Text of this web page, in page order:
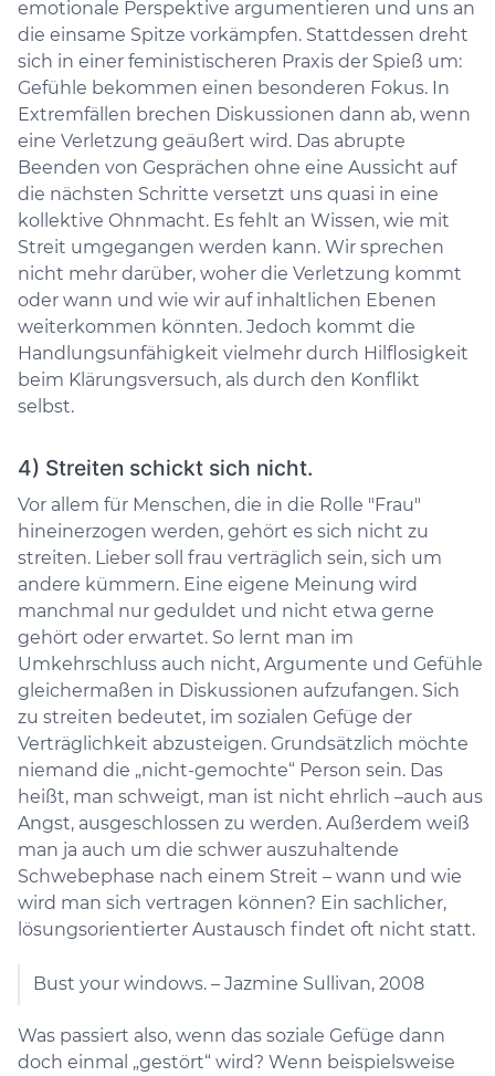
emotionale Perspektive argumentieren und uns an
die einsame Spitze vorkämpfen. Stattdessen dreht
sich in einer feministischeren Praxis der Spieß um:
Gefühle bekommen einen besonderen Fokus. In
Extremfällen brechen Diskussionen dann ab, wenn
eine Verletzung geäußert wird. Das abrupte
Beenden von Gesprächen ohne eine Aussicht auf
die nächsten Schritte versetzt uns quasi in eine
kollektive Ohnmacht. Es fehlt an Wissen, wie mit
Streit umgegangen werden kann. Wir sprechen
nicht mehr darüber, woher die Verletzung kommt
oder wann und wie wir auf inhaltlichen Ebenen
weiterkommen könnten. Jedoch kommt die
Handlungsunfähigkeit vielmehr durch Hilflosigkeit
beim Klärungsversuch, als durch den Konflikt
selbst.
4) Streiten schickt sich nicht.
Vor allem für Menschen, die in die Rolle "Frau"
hineinerzogen werden, gehört es sich nicht zu
streiten. Lieber soll frau verträglich sein, sich um
andere kümmern. Eine eigene Meinung wird
manchmal nur geduldet und nicht etwa gerne
gehört oder erwartet. So lernt man im
Umkehrschluss auch nicht, Argumente und Gefühle
gleichermaßen in Diskussionen aufzufangen. Sich
zu streiten bedeutet, im sozialen Gefüge der
Verträglichkeit abzusteigen. Grundsätzlich möchte
niemand die „nicht-gemochte“ Person sein. Das
heißt, man schweigt, man ist nicht ehrlich –​​​​​auch aus
Angst, ausgeschlossen zu werden. Außerdem weiß
man ja auch um die schwer auszuhaltende
Schwebephase nach einem Streit – wann und wie
wird man sich vertragen können? Ein sachlicher,
lösungsorientierter Austausch findet oft nicht statt.
Bust your windows. – Jazmine Sullivan, 2008
Was passiert also, wenn das soziale Gefüge dann
doch einmal „gestört“ wird? Wenn beispielsweise